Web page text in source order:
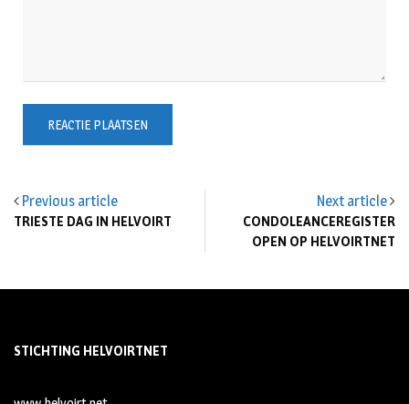
Previous article
TRIESTE DAG IN HELVOIRT
Next article
CONDOLEANCEREGISTER
OPEN OP HELVOIRTNET
STICHTING HELVOIRTNET